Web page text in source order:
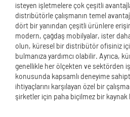
isteyen işletmelere çok çeşitli
distribütörle çalışmanın temel
dört bir yanından çeşitli ürünlere
modern, çağdaş mobilyalar, ister
olun, küresel bir distribütör ofisiniz
bulmanıza yardımcı olabilir. Ayrıca,
genellikle her ölçekten ve sektörden
konusunda kapsamlı deneyime
ihtiyaçlarını karşılayan özel bir
şirketler için paha biçilmez bir kaynak